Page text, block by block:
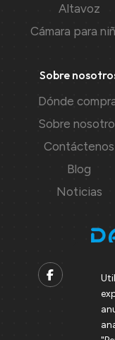
Altavoz
Cámara para
Sobre
Dónde
Sobre
Contáctenos
Blog
Noticias